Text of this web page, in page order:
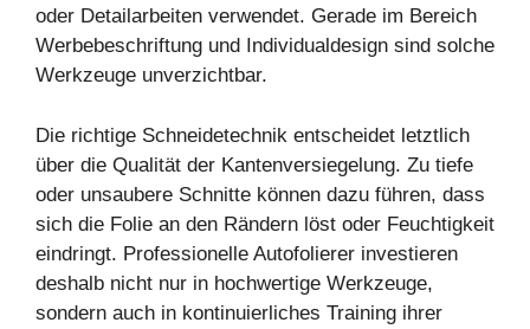
oder Detailarbeiten verwendet. Gerade im Bereich
Werbebeschriftung und Individualdesign sind solche
Werkzeuge unverzichtbar.
Die richtige Schneidetechnik entscheidet letztlich
über die Qualität der Kantenversiegelung. Zu tiefe
oder unsaubere Schnitte können dazu führen, dass
sich die Folie an den Rändern löst oder Feuchtigkeit
eindringt. Professionelle Autofolierer investieren
deshalb nicht nur in hochwertige Werkzeuge,
sondern auch in kontinuierliches Training ihrer